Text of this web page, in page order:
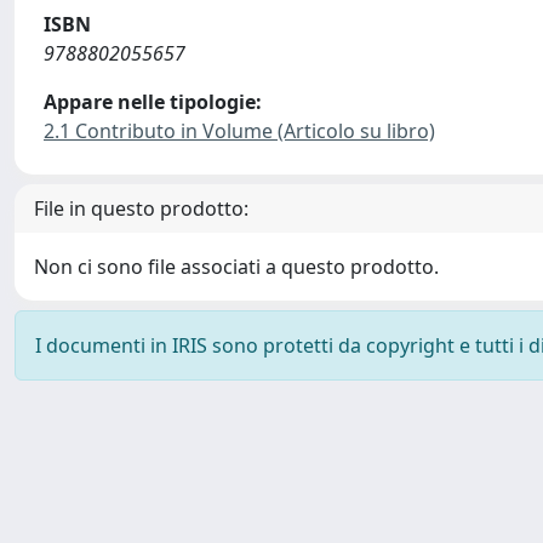
ISBN
9788802055657
Appare nelle tipologie:
2.1 Contributo in Volume (Articolo su libro)
File in questo prodotto:
Non ci sono file associati a questo prodotto.
I documenti in IRIS sono protetti da copyright e tutti i